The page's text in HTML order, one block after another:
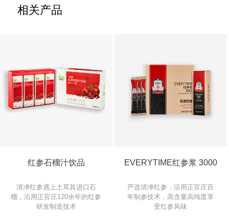
相关产品
红参石榴汁饮品
清净红参遇上土耳其进口石
榴，沿用正官庄120余年的红参
研发制造技术
EVERYTIME红参浆 3000
严选清净红参，沿用正官庄百
年制参技术，高含量高纯度享
受红参风味